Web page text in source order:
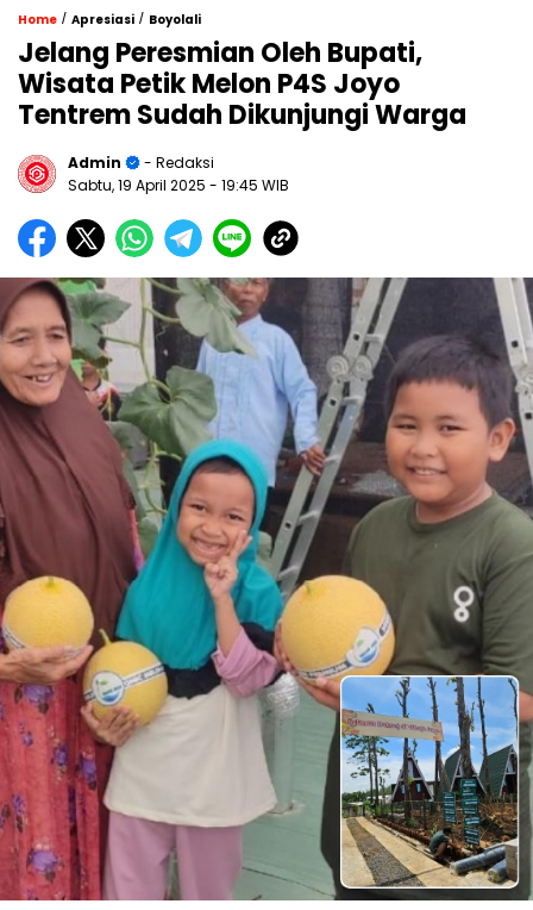
Home / Apresiasi / Boyolali
Jelang Peresmian Oleh Bupati,
Wisata Petik Melon P4S Joyo
Tentrem Sudah Dikunjungi Warga
Admin
- Redaksi
Sabtu, 19 April 2025 - 19:45 WIB